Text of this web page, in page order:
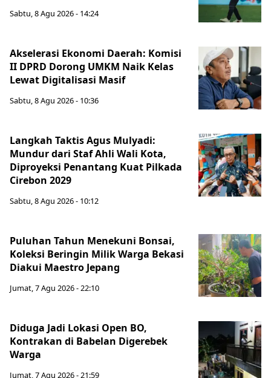
Sabtu, 8 Agu 2026 - 14:24
Akselerasi Ekonomi Daerah: Komisi
II DPRD Dorong UMKM Naik Kelas
Lewat Digitalisasi Masif
Sabtu, 8 Agu 2026 - 10:36
Langkah Taktis Agus Mulyadi:
Mundur dari Staf Ahli Wali Kota,
Diproyeksi Penantang Kuat Pilkada
Cirebon 2029
Sabtu, 8 Agu 2026 - 10:12
Puluhan Tahun Menekuni Bonsai,
Koleksi Beringin Milik Warga Bekasi
Diakui Maestro Jepang
Jumat, 7 Agu 2026 - 22:10
Diduga Jadi Lokasi Open BO,
Kontrakan di Babelan Digerebek
Warga
Jumat, 7 Agu 2026 - 21:59